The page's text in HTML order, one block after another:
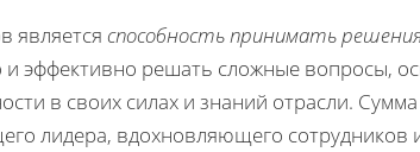
является способность принимать
эффективно решать сложные вопросы,
в своих силах и знаний отрасли. Сумма
лидера, вдохновляющего сотрудников